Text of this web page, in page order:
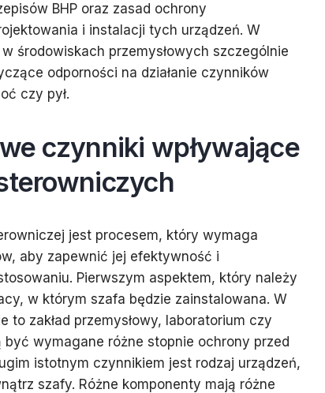
BHP oraz zasad ochrony
i instalacji tych urządzeń. W
środowiskach przemysłowych szczególnie
odporności na działanie czynników
czy pył.
czynniki wpływające
jest procesem, który wymaga
aby zapewnić jej efektywność i
Pierwszym aspektem, który należy
w którym szafa będzie zainstalowana. W
to zakład przemysłowy, laboratorium czy
wymagane różne stopnie ochrony przed
istotnym czynnikiem jest rodzaj urządzeń,
szafy. Różne komponenty mają różne